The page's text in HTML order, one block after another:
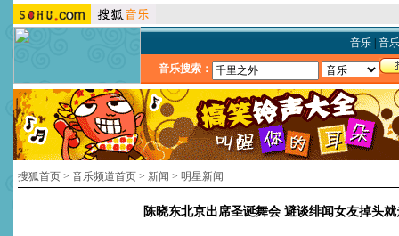
音乐| 音
音乐搜索：
搜狐首页 > 音乐频道首页 > 新闻 > 明星新闻
陈晓东北京出席圣诞舞会 避谈绯闻女友掉头就